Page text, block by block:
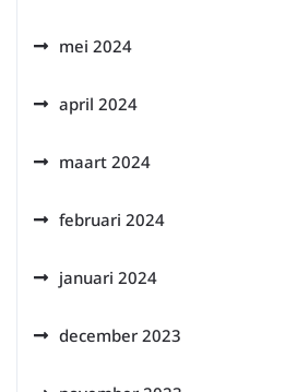
mei 2024
april 2024
maart 2024
februari 2024
januari 2024
december 2023